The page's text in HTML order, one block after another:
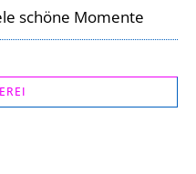
schöne Momente